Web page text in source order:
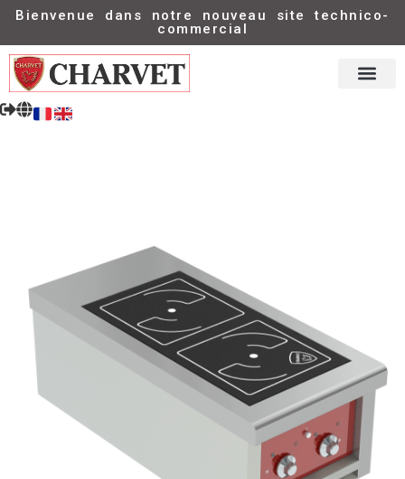
Bienvenue dans notre nouveau site technico-
commercial